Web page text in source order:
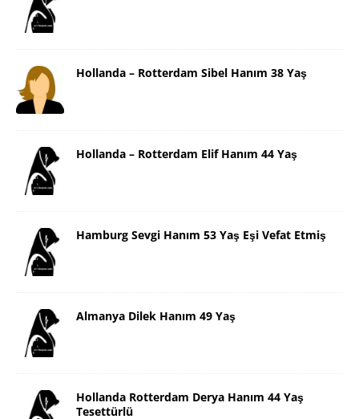
Hollanda – Rotterdam Sibel Hanım 38 Yaş
Hollanda – Rotterdam Elif Hanım 44 Yaş
Hamburg Sevgi Hanım 53 Yaş Eşi Vefat Etmiş
Almanya Dilek Hanım 49 Yaş
Hollanda Rotterdam Derya Hanım 44 Yaş
Tesettürlü